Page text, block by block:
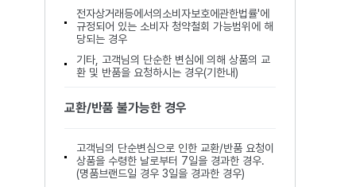
전자상거래등에서의소비자보호에관한법률'에
규정되어 있는 소비자 청약철회 가능범위에 해
당되는 경우
기타, 고객님의 단순한 변심에 의해 상품의 교
환 및 반품을 요청하시는 경우(기한내)
교환/반품 불가능한 경우
고객님의 단순변심으로 인한 교환/반품 요청이
상품을 수령한 날로부터 7일을 경과한 경우.
(명품브랜드일 경우 3일을 경과한 경우)